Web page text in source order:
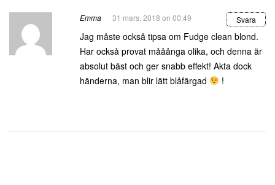
Emma 31 mars, 2018 on 00:49 Svara
Jag måste också tipsa om Fudge clean blond.
Har också provat mååånga olika, och denna är
absolut bäst och ger snabb effekt! Akta dock
händerna, man blir lätt blåfärgad
!